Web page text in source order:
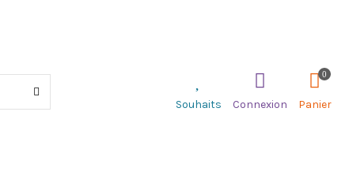
Souhaits Connexion
0
Panier